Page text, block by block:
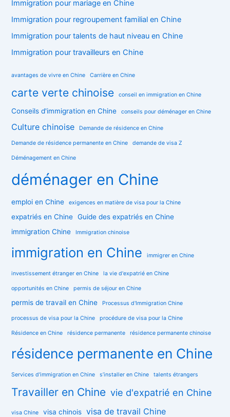
Immigration pour mariage en Chine
Immigration pour regroupement familial en Chine
Immigration pour talents de haut niveau en Chine
Immigration pour travailleurs en Chine
avantages de vivre en Chine Carrière en Chine
carte verte chinoise conseil en immigration en Chine
Conseils d'immigration en Chine conseils pour déménager en Chine
Culture chinoise Demande de résidence en Chine
Demande de résidence permanente en Chine demande de visa Z
Déménagement en Chine
déménager en Chine
emploi en Chine exigences en matière de visa pour la Chine
expatriés en Chine Guide des expatriés en Chine
immigration Chine
Immigration chinoise
immigration en Chine immigrer en Chine
investissement étranger en Chine la vie d'expatrié en Chine
opportunités en Chine permis de séjour en Chine
permis de travail en Chine Processus d'Immigration Chine
processus de visa pour la Chine procédure de visa pour la Chine
Résidence en Chine résidence permanente résidence permanente chinoise
résidence permanente en Chine
Services d'immigration en Chine s’installer en Chine talents étrangers
Travailler en Chine vie d'expatrié en Chine
visa Chine visa chinois visa de travail Chine